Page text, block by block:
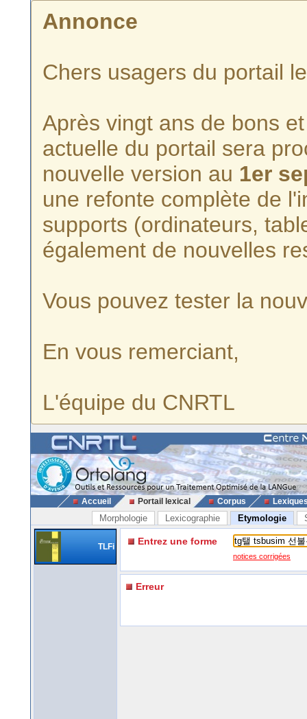
Annonce
Chers usagers du portail
Après vingt ans de bons
actuelle du portail sera
nouvelle version au 1er
une refonte complète de
supports (ordinateurs,
également de nouvelles
Vous pouvez tester la
En vous remerciant,
L'équipe du CNRTL
Accueil Portail lexical Corpus
Morphologie Lexicographie Etymologie
TLFi Entrez une forme
notices corrigées
Erreur